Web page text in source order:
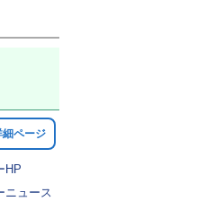
細ページ
HP
ニュース